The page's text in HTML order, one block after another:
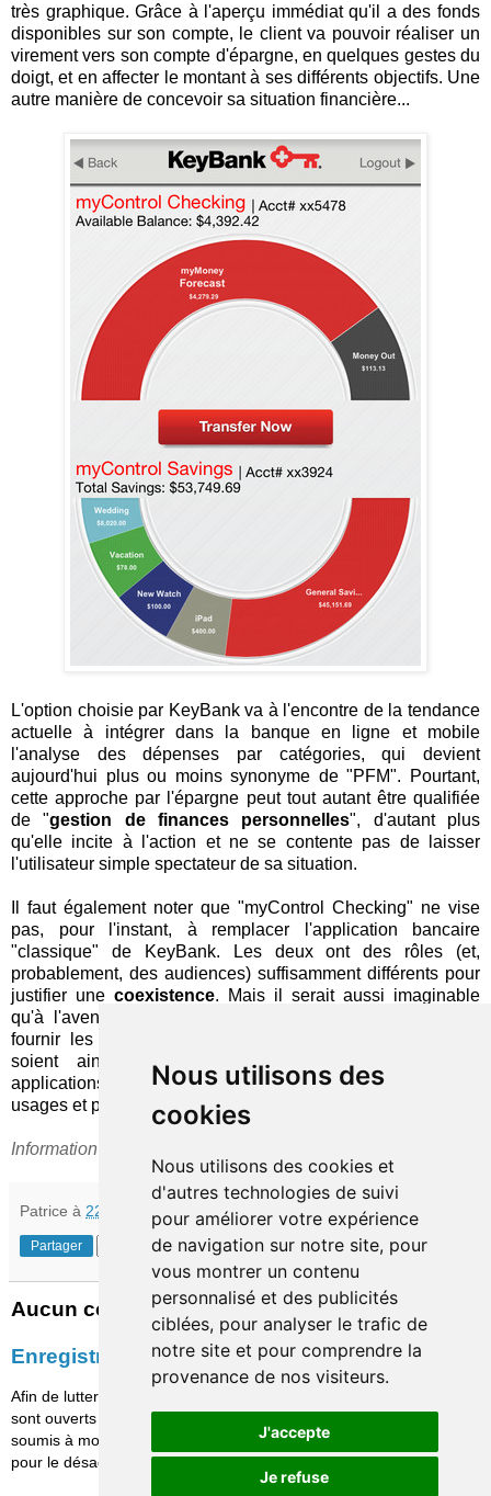
Nous utilisons des
cookies
Nous utilisons des cookies et
d'autres technologies de suivi
pour améliorer votre expérience
de navigation sur notre site, pour
vous montrer un contenu
personnalisé et des publicités
ciblées, pour analyser le trafic de
notre site et pour comprendre la
provenance de nos visiteurs.
J'accepte
Je refuse
très graphique. Grâce à l'aperçu immédiat qu'il a des fonds
disponibles sur son compte, le client va pouvoir réaliser un
virement vers son compte d'épargne, en quelques gestes du
doigt, et en affecter le montant à ses différents objectifs. Une
autre manière de concevoir sa situation financière...
L'option choisie par KeyBank va à l'encontre de la tendance
actuelle à intégrer dans la banque en ligne et mobile
l'analyse des dépenses par catégories, qui devient
aujourd'hui plus ou moins synonyme de "PFM". Pourtant,
cette approche par l'épargne peut tout autant être qualifiée
de "gestion de finances personnelles", d'autant plus
qu'elle incite à l'action et ne se contente pas de laisser
l'utilisateur simple spectateur de sa situation.
Il faut également noter que "myControl Checking" ne vise
pas, pour l'instant, à remplacer l'application bancaire
"classique" de KeyBank. Les deux ont des rôles (et,
probablement, des audiences) suffisamment différents pour
justifier une coexistence. Mais il serait aussi imaginable
qu'à l'avenir la nouvelle venue s'enrichisse au point de
fournir les mêmes services que sa grande sœur, et que
soient ainsi mises à disposition des clients deux
applications différentes, à sélectionner en fonction de leurs
usages et préférences...
Information repérée grâce à
Patrice à 22:18
Partager
Aucun commentaire:
Enregistrer un commentaire
Afin de lutter contre le spam, les commentaires ne
sont ouverts qu'aux personnes identifiées et sont
soumis à modération (je suis sincèrement désolé
pour le désagrément causé…)